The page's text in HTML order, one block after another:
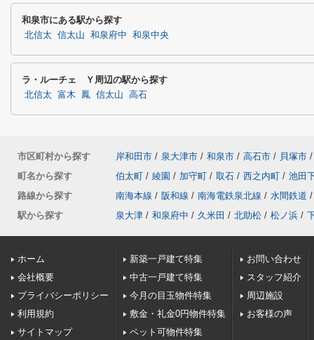
和泉市にある駅から探す
北信太 信太山 和泉府中 和泉中央
ラ・ルーチェ Ｙ周辺の駅から探す
北信太 富木 鳳 信太山 高石
市区町村から探す 岸和田市 / 泉大津市 / 和泉市 / 高石市 / 貝塚市 /
町名から探す
伯太町 / 綾園 / 加守町 / 取石 / 西之内町 / 池田
路線から探す
南海本線 / 阪和線 / 南海電鉄泉北線 / 水間鉄道 /
駅から探す
泉大津 / 和泉府中 / 久米田 / 北助松 / 松ノ浜 /
ホーム
会社概要
プライバシーポリシー
利用規約
サイトマップ
新築一戸建て特集
中古一戸建て特集
今月の目玉物件特集
敷金・礼金0円物件特集
ペット可物件特集
お問い合わせ
スタッフ紹介
周辺施設
お客様の声